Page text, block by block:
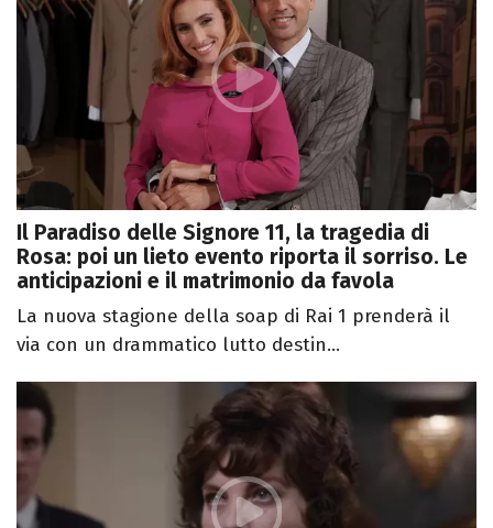
Il Paradiso delle Signore 11, la tragedia di
Rosa: poi un lieto evento riporta il sorriso. Le
anticipazioni e il matrimonio da favola
La nuova stagione della soap di Rai 1 prenderà il
via con un drammatico lutto destin...